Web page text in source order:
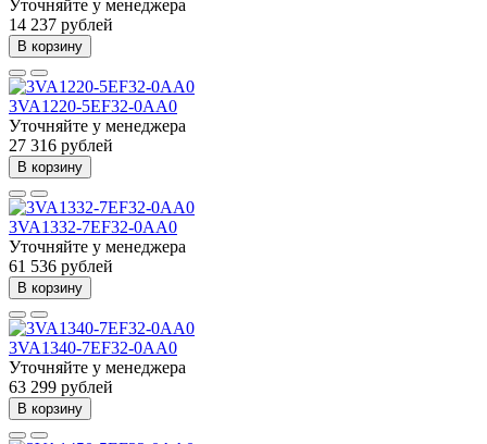
Уточняйте у менеджера
14 237 рублей
В корзину
3VA1220-5EF32-0AA0
Уточняйте у менеджера
27 316 рублей
В корзину
3VA1332-7EF32-0AA0
Уточняйте у менеджера
61 536 рублей
В корзину
3VA1340-7EF32-0AA0
Уточняйте у менеджера
63 299 рублей
В корзину